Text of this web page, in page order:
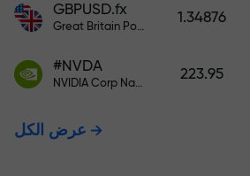
GBPUSD.fx
Great Britain Pound vs US Dollar
1.34876
#NVDA
NVIDIA Corp Nasdaq Stock Exchange (Nasdaq) USD
223.95
عرض الكل